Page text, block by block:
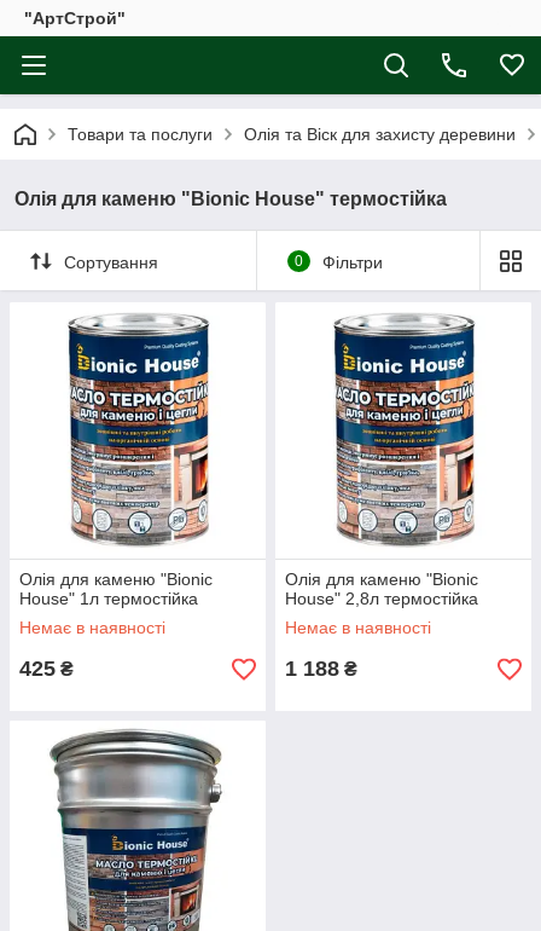
"АртСтрой"
Товари та послуги Олія та Віск для захисту деревини
Олія для каменю "Bionic House" термостійка
Сортування 0 Фільтри
Олія для каменю "Bionic
House" 1л термостійка
Немає в наявності
425 ₴
Олія для каменю "Bionic
House" 2,8л термостійка
Немає в наявності
1 188 ₴